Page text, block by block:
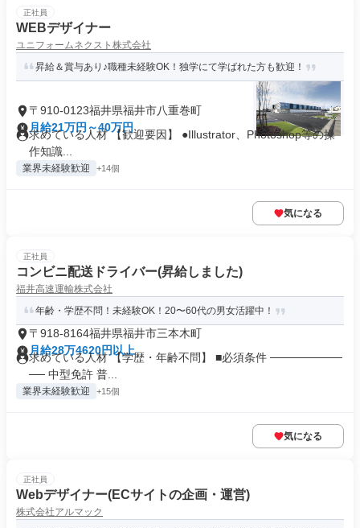
正社員
WEBデザイナー
ユニフォームネクスト株式会社
昇給＆賞与あり♪職種未経験OK！独学にて学ばれた方も歓迎！
〒910-0123福井県福井市八重巻町
月給21万円～40万円
求めている人材 【歓迎要因】 ●Illustrator、Photoshop等の操
作知識...
業界未経験歓迎 +14個
気になる
正社員
コンビニ配送ドライバー(昇給しました)
福井高速運輸株式会社
年齢・学歴不問！未経験OK！20〜60代の男⼥活躍中！
〒918-8164福井県福井市三本木町
月給28万4620円以上
求めている人材 【学歴・年齢不問】 ■必須条件 ─────────
── 中型免許 普...
業界未経験歓迎 +15個
気になる
正社員
Webデザイナー(ECサイトの企画・運営)
株式会社アルマック